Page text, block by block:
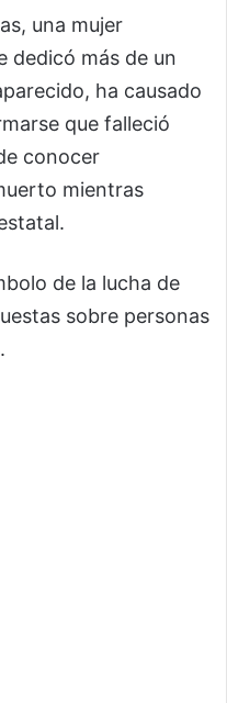
una mujer
dedicó más de un
ha causado
que falleció
conocer
mientras
de la lucha de
sobre personas